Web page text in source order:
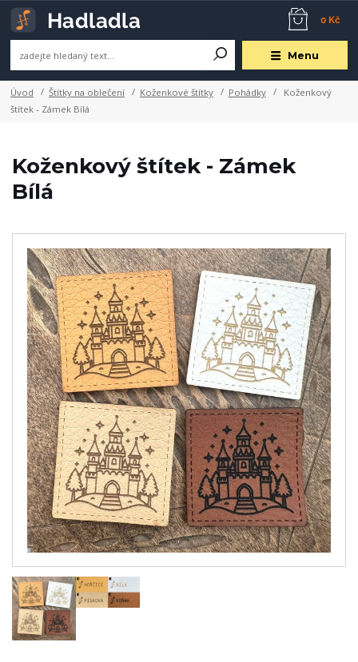
Menu
0 Kč
Úvod Štítky na oblečení Koženkové štítky Pohádky
Koženkový
štítek - Zámek Bílá
Koženkový štítek - Zámek
Bílá